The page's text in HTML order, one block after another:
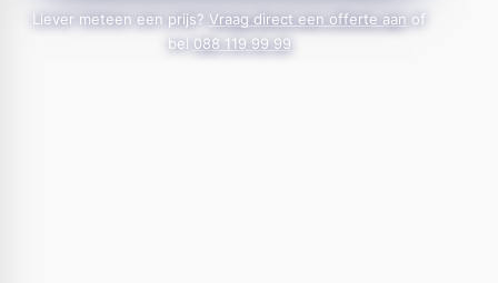
Liever meteen een prijs? Vraag direct een offerte aan of
bel 088 119 99 99